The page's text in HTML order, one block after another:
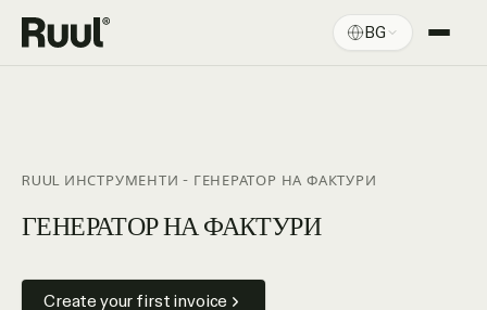
Начална страница на Ruul BG
RUUL ИНСТРУМЕНТИ - ГЕНЕРАТОР НА ФАКТУРИ
ГЕНЕРАТОР НА ФАКТУРИ
Create your first invoice